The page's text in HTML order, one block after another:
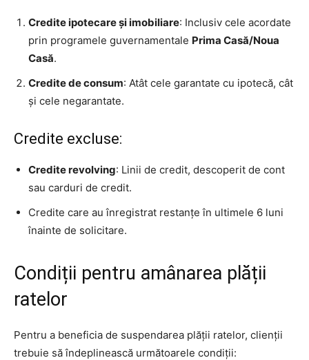
Credite ipotecare și imobiliare: Inclusiv cele acordate
prin programele guvernamentale Prima Casă/Noua
Casă.
Credite de consum: Atât cele garantate cu ipotecă, cât
și cele negarantate.
Credite excluse:
Credite revolving: Linii de credit, descoperit de cont
sau carduri de credit.
Credite care au înregistrat restanțe în ultimele 6 luni
înainte de solicitare.
Condiții pentru amânarea plății
ratelor
Pentru a beneficia de suspendarea plății ratelor, clienții
trebuie să îndeplinească următoarele condiții: